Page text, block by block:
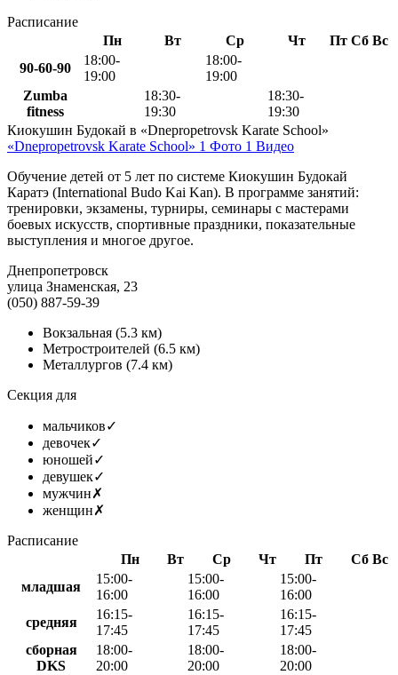
Расписание
Пн
Вт Ср Чт Пт Сб Вс
90-60-90
18:00-
19:00
18:00-
19:00
Zumba
fitness
18:30-
19:30
18:30-
19:30
Киокушин Будокай в «Dnepropetrovsk Karate School»
«Dnepropetrovsk Karate School» 1 Фото 1 Видео
Обучение детей от 5 лет по системе Киокушин Будокай
Каратэ (International Budo Kai Kan). В программе занятий:
тренировки, экзамены, турниры, семинары с мастерами
боевых искусств, спортивные праздники, показательные
выступления и многое другое.
Днепропетровск
улица Знаменская, 23
(050) 887-59-39
Вокзальная (5.3 км)
Метростроителей (6.5 км)
Металлургов (7.4 км)
Секция для
мальчиков✓
девочек✓
юношей✓
девушек✓
мужчин✗
женщин✗
Расписание
Пн
Вт Ср Чт Пт Сб Вс
младшая
15:00-
16:00
15:00-
16:00
15:00-
16:00
средняя
16:15-
17:45
16:15-
17:45
16:15-
17:45
сборная
DKS
18:00-
20:00
18:00-
20:00
18:00-
20:00